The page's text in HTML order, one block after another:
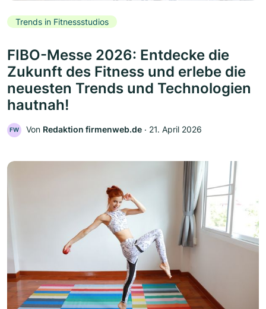
Trends in Fitnessstudios
FIBO-Messe 2026: Entdecke die
Zukunft des Fitness und erlebe die
neuesten Trends und Technologien
hautnah!
FW Von Redaktion firmenweb.de ‧ 21. April 2026